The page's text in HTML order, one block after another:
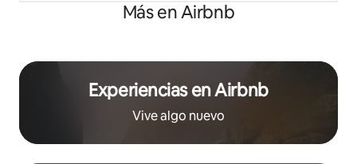
Más en Airbnb
Experiencias en Airbnb
Vive algo nuevo